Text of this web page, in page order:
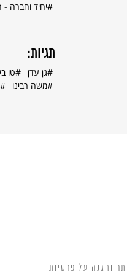
יחיד וחברה -
תגיות:
גן עדן טו
משה רבינו
והגנה על פרטיות